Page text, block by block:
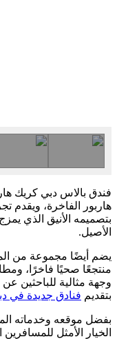
فندق بالاس دبي كريك
هاربور الفاخرة، ويقدم
بتصميمه الأنيق الذي
الأصيل.
يضم أيضًا مجموعة من
منتجعًا صحيًا فاخرًا،
وجهة مثالية للباحثين
بتقديم فنادق جديدة في
بفضل موقعه وخدماته
الخيار الأمثل